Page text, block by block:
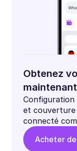
Obtenez
maintenant
Configuration
et couverture
connecté
Acheter